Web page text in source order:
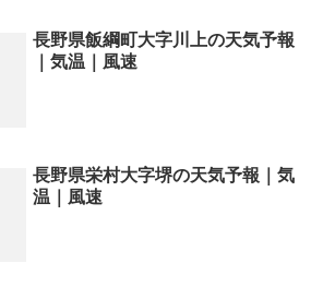
長野県飯綱町大字川上の天気予報
｜気温｜風速
長野県栄村大字堺の天気予報｜気
温｜風速